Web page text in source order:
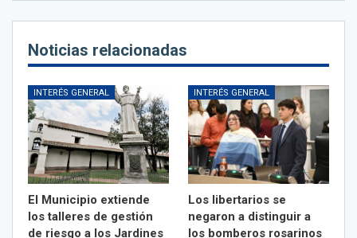
Noticias relacionadas
INTERÉS GENERAL
El Municipio extiende
los talleres de gestión
de riesgo a los Jardines
INTERÉS GENERAL
Los libertarios se
negaron a distinguir a
los bomberos rosarinos